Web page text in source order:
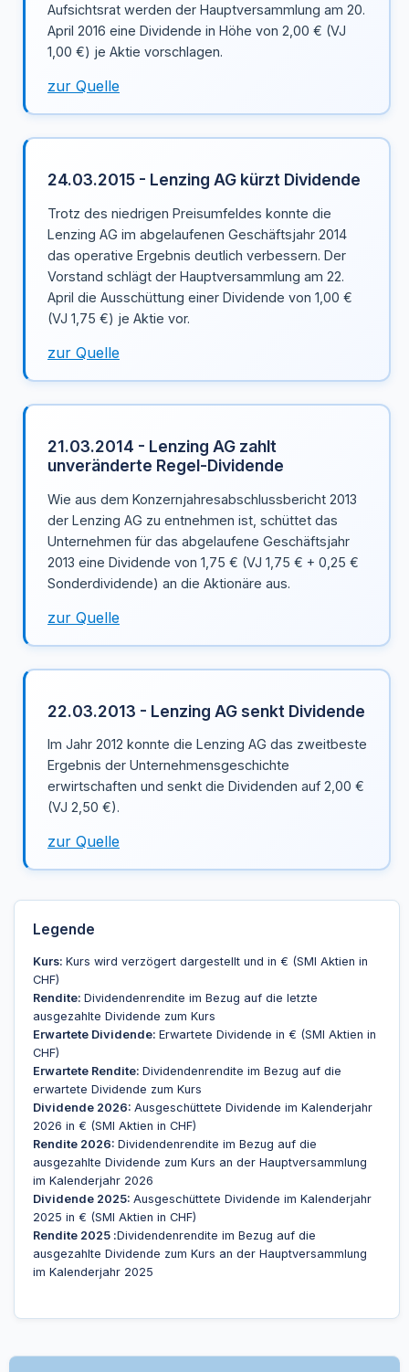
Aufsichtsrat werden der Hauptversammlung am 20.
April 2016 eine Dividende in Höhe von 2,00 € (VJ
1,00 €) je Aktie vorschlagen.
zur Quelle
24.03.2015 - Lenzing AG kürzt Dividende
Trotz des niedrigen Preisumfeldes konnte die
Lenzing AG im abgelaufenen Geschäftsjahr 2014
das operative Ergebnis deutlich verbessern. Der
Vorstand schlägt der Hauptversammlung am 22.
April die Ausschüttung einer Dividende von 1,00 €
(VJ 1,75 €) je Aktie vor.
zur Quelle
21.03.2014 - Lenzing AG zahlt
unveränderte Regel-Dividende
Wie aus dem Konzernjahresabschlussbericht 2013
der Lenzing AG zu entnehmen ist, schüttet das
Unternehmen für das abgelaufene Geschäftsjahr
2013 eine Dividende von 1,75 € (VJ 1,75 € + 0,25 €
Sonderdividende) an die Aktionäre aus.
zur Quelle
22.03.2013 - Lenzing AG senkt Dividende
Im Jahr 2012 konnte die Lenzing AG das zweitbeste
Ergebnis der Unternehmensgeschichte
erwirtschaften und senkt die Dividenden auf 2,00 €
(VJ 2,50 €).
zur Quelle
Legende
Kurs: Kurs wird verzögert dargestellt und in € (SMI Aktien in
CHF)
Rendite: Dividendenrendite im Bezug auf die letzte
ausgezahlte Dividende zum Kurs
Erwartete Dividende: Erwartete Dividende in € (SMI Aktien in
CHF)
Erwartete Rendite: Dividendenrendite im Bezug auf die
erwartete Dividende zum Kurs
Dividende 2026: Ausgeschüttete Dividende im Kalenderjahr
2026 in € (SMI Aktien in CHF)
Rendite 2026: Dividendenrendite im Bezug auf die
ausgezahlte Dividende zum Kurs an der Hauptversammlung
im Kalenderjahr 2026
Dividende 2025: Ausgeschüttete Dividende im Kalenderjahr
2025 in € (SMI Aktien in CHF)
Rendite 2025 :Dividendenrendite im Bezug auf die
ausgezahlte Dividende zum Kurs an der Hauptversammlung
im Kalenderjahr 2025